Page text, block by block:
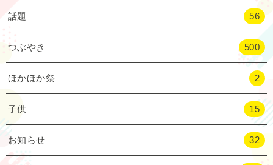
話題 56
つぶやき 500
ほかほか祭 2
子供 15
お知らせ 32